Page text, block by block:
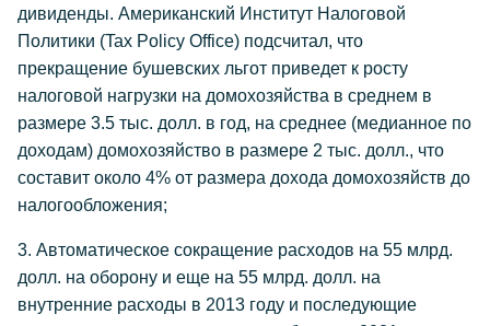
дивиденды. Американский Институт Налоговой
Политики (Tax Policy Office) подсчитал, что
прекращение бушевских льгот приведет к росту
налоговой нагрузки на домохозяйства в среднем в
размере 3.5 тыс. долл. в год, на среднее (медианное по
доходам) домохозяйство в размере 2 тыс. долл., что
составит около 4% от размера дохода домохозяйств до
налогообложения;
3. Автоматическое сокращение расходов на 55 млрд.
долл. на оборону и еще на 55 млрд. долл. на
внутренние расходы в 2013 году и последующие